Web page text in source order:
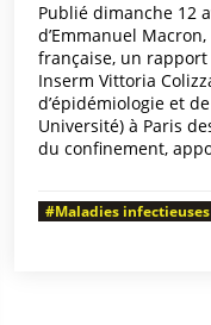
Publié dimanche 12
d’Emmanuel
française, un
Inserm Vittoria
d’épidémiologie et
Université) à Paris
du confinement,
#Maladies infectieuses